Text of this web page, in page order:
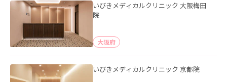
いびきメディカルクリニック 大阪梅田
院
大阪府
いびきメディカルクリニック 京都院